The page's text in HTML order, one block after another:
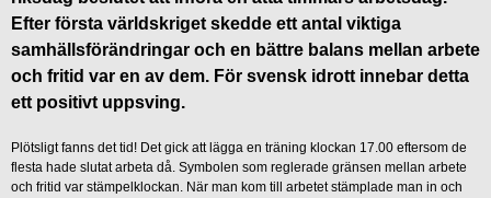
Efter första världskriget skedde ett antal viktiga
samhällsförändringar och en bättre balans mellan arbete
och fritid var en av dem. För svensk idrott innebar detta
ett positivt uppsving.
Plötsligt fanns det tid! Det gick att lägga en träning klockan 17.00 eftersom de
flesta hade slutat arbeta då. Symbolen som reglerade gränsen mellan arbete
och fritid var stämpelklockan. När man kom till arbetet stämplade man in och